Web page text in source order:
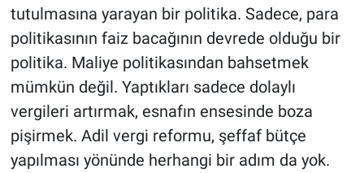
tutulmasına yarayan bir politika. Sadece, para
politikasının faiz bacağının devrede olduğu bir
politika. Maliye politikasından bahsetmek
mümkün değil. Yaptıkları sadece dolaylı
vergileri artırmak, esnafın ensesinde boza
pişirmek. Adil vergi reformu, şeffaf bütçe
yapılması yönünde herhangi bir adım da yok.